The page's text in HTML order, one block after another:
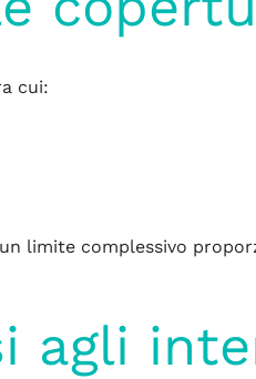
cui:
limite complessivo
agli